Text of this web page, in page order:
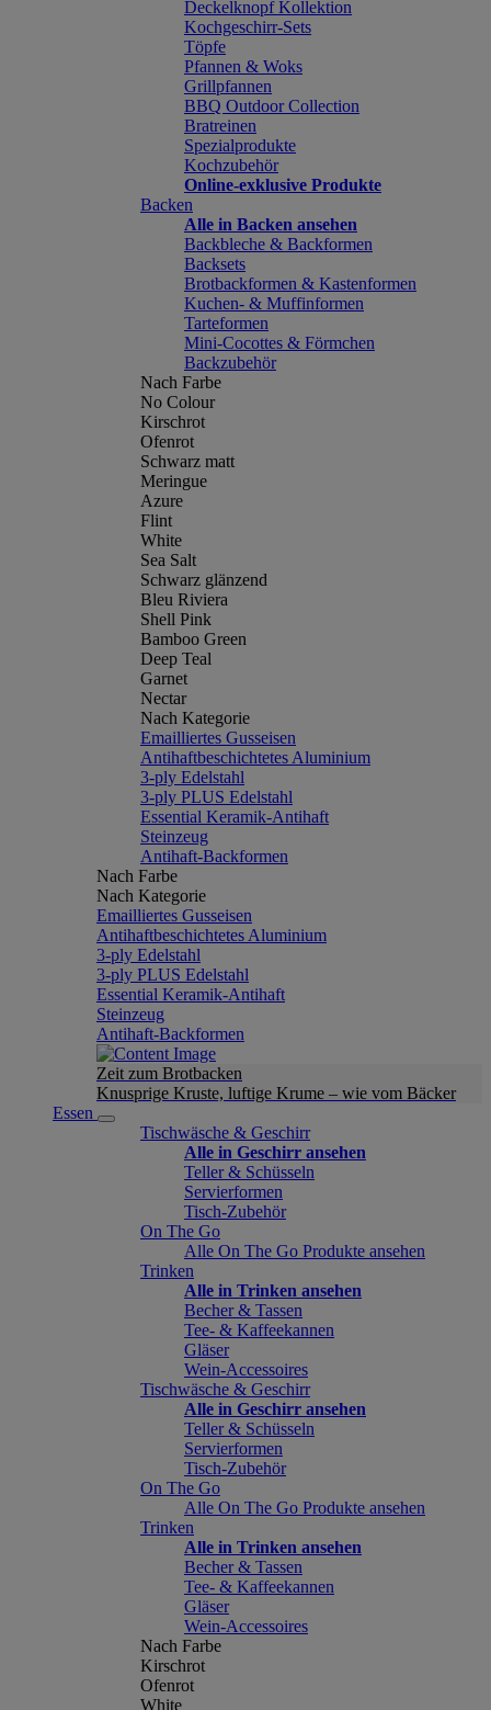
Deckelknopf Kollektion
Kochgeschirr-Sets
Töpfe
Pfannen & Woks
Grillpfannen
BBQ Outdoor Collection
Bratreinen
Spezialprodukte
Kochzubehör
Online-exklusive Produkte
Backen
Alle in Backen ansehen
Backbleche & Backformen
Backsets
Brotbackformen & Kastenformen
Kuchen- & Muffinformen
Tarteformen
Mini-Cocottes & Förmchen
Backzubehör
Nach Farbe
No Colour
Kirschrot
Ofenrot
Schwarz matt
Meringue
Azure
Flint
White
Sea Salt
Schwarz glänzend
Bleu Riviera
Shell Pink
Bamboo Green
Deep Teal
Garnet
Nectar
Nach Kategorie
Emailliertes Gusseisen
Antihaftbeschichtetes Aluminium
3-ply Edelstahl
3-ply PLUS Edelstahl
Essential Keramik-Antihaft
Steinzeug
Antihaft-Backformen
Nach Farbe
Nach Kategorie
Emailliertes Gusseisen
Antihaftbeschichtetes Aluminium
3-ply Edelstahl
3-ply PLUS Edelstahl
Essential Keramik-Antihaft
Steinzeug
Antihaft-Backformen
Zeit zum Brotbacken
Knusprige Kruste, luftige Krume – wie vom Bäcker
Essen
Tischwäsche & Geschirr
Alle in Geschirr ansehen
Teller & Schüsseln
Servierformen
Tisch-Zubehör
On The Go
Alle On The Go Produkte ansehen
Trinken
Alle in Trinken ansehen
Becher & Tassen
Tee- & Kaffeekannen
Gläser
Wein-Accessoires
Tischwäsche & Geschirr
Alle in Geschirr ansehen
Teller & Schüsseln
Servierformen
Tisch-Zubehör
On The Go
Alle On The Go Produkte ansehen
Trinken
Alle in Trinken ansehen
Becher & Tassen
Tee- & Kaffeekannen
Gläser
Wein-Accessoires
Nach Farbe
Kirschrot
Ofenrot
White